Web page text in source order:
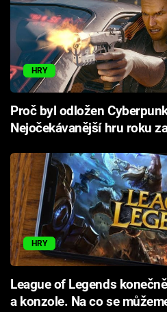
Sledujte prima+
Přihlášení
Sledujte nás
HRY
Proč byl odložen
Nejočekávanější hru roku
HRY
League of Legends
a konzole. Na co se